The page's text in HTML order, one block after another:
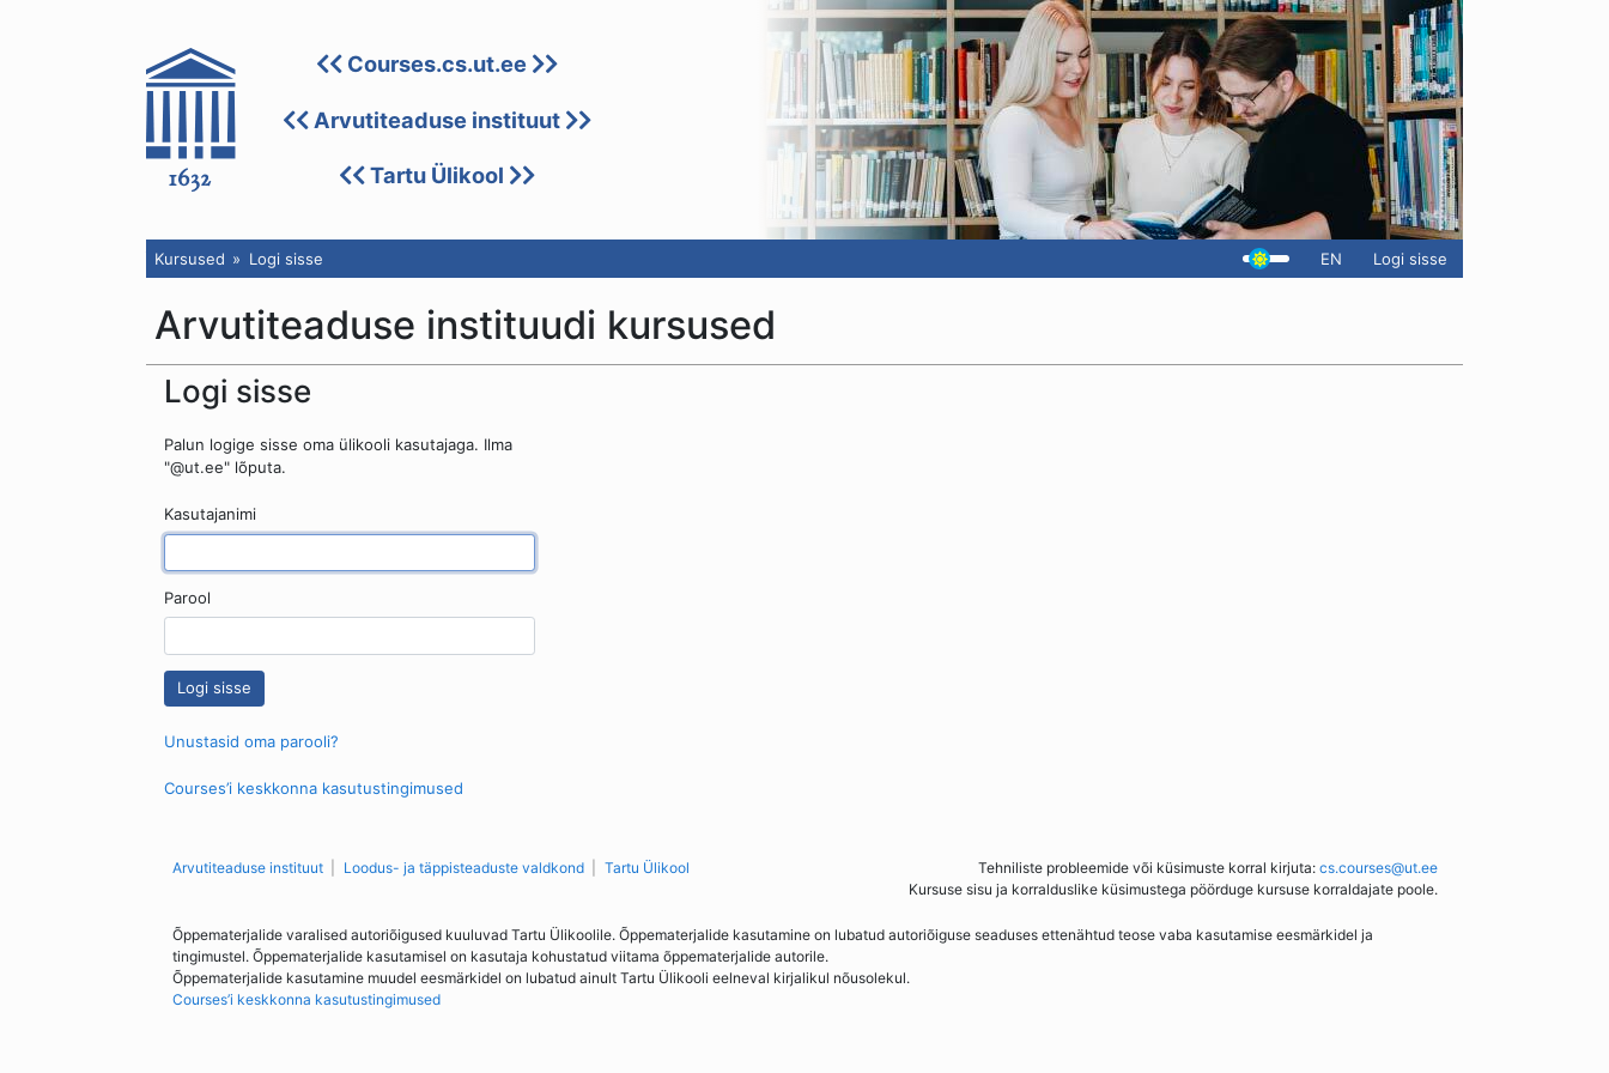
Courses.cs.ut.ee
Arvutiteaduse instituut
Tartu Ülikool
Kursused Logi sisse EN Logi sisse
Arvutiteaduse instituudi kursused
Logi sisse
Palun logige sisse oma ülikooli kasutajaga. Ilma
"@ut.ee" lõputa.
Kasutajanimi
Parool
Unustasid oma parooli?
Courses’i keskkonna kasutustingimused
Arvutiteaduse instituut Loodus- ja täppisteaduste valdkond Tartu Ülikool Tehniliste probleemide või küsimuste korral kirjuta: cs.courses@ut.ee
Kursuse sisu ja korralduslike küsimustega pöörduge kursuse korraldajate poole.
Õppematerjalide varalised autoriõigused kuuluvad Tartu Ülikoolile. Õppematerjalide kasutamine on lubatud autoriõiguse seaduses ettenähtud teose vaba kasutamise eesmärkidel ja
tingimustel. Õppematerjalide kasutamisel on kasutaja kohustatud viitama õppematerjalide autorile.
Õppematerjalide kasutamine muudel eesmärkidel on lubatud ainult Tartu Ülikooli eelneval kirjalikul nõusolekul.
Courses’i keskkonna kasutustingimused